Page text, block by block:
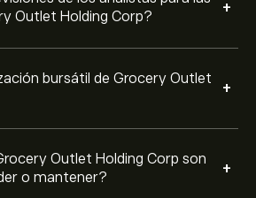
Outlet Holding Corp?
+
bursátil de Grocery Outlet
+
Outlet Holding Corp son
o mantener?
+